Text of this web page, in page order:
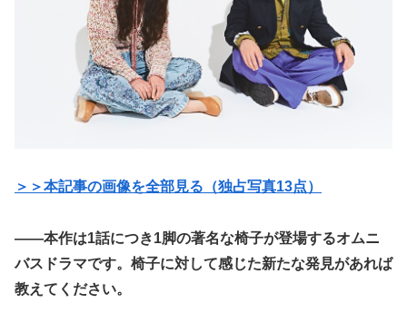
＞＞本記事の画像を全部見る（独占写真13点）
――本作は1話につき1脚の著名な椅子が登場するオムニ
バスドラマです。椅子に対して感じた新たな発見があれば
教えてください。